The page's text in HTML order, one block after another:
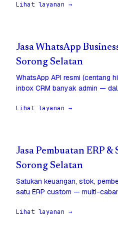
Lihat layanan →
Jasa WhatsApp
Sorong Selatan
WhatsApp API resmi (centang
inbox CRM banyak admin —
Lihat layanan →
Jasa Pembuatan ERP &
Sorong Selatan
Satukan keuangan, stok,
satu ERP custom — multi-
Lihat layanan →